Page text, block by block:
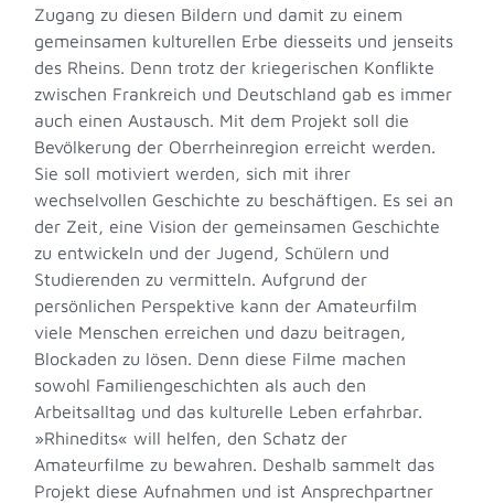
Zugang zu diesen Bildern und damit zu einem
gemeinsamen kulturellen Erbe diesseits und jenseits
des Rheins. Denn trotz der kriegerischen Konflikte
zwischen Frankreich und Deutschland gab es immer
auch einen Austausch. Mit dem Projekt soll die
Bevölkerung der Oberrheinregion erreicht werden.
Sie soll motiviert werden, sich mit ihrer
wechselvollen Geschichte zu beschäftigen. Es sei an
der Zeit, eine Vision der gemeinsamen Geschichte
zu entwickeln und der Jugend, Schülern und
Studierenden zu vermitteln. Aufgrund der
persönlichen Perspektive kann der Amateurfilm
viele Menschen erreichen und dazu beitragen,
Blockaden zu lösen. Denn diese Filme machen
sowohl Familiengeschichten als auch den
Arbeitsalltag und das kulturelle Leben erfahrbar.
»Rhinedits« will helfen, den Schatz der
Amateurfilme zu bewahren. Deshalb sammelt das
Projekt diese Aufnahmen und ist Ansprechpartner